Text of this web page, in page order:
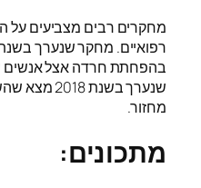
מחקרים רבים מצביעים על
בהפחתת חרדה אצל אנשים
שנערך בשנת
מחזור.
מתכונים: